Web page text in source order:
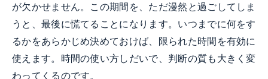
が欠かせません。この期間を、ただ漫然と過ごしてしま
うと、最後に慌てることになります。いつまでに何をす
るかをあらかじめ決めておけば、限られた時間を有効に
使えます。時間の使い方しだいで、判断の質も大きく変
わってくるのです。